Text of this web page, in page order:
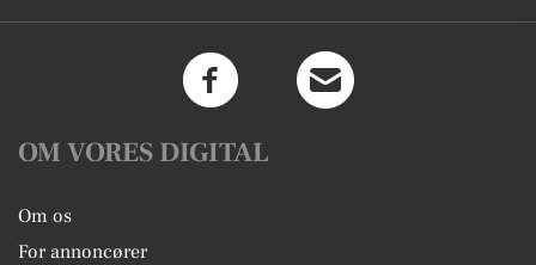
OM VORES DIGITAL
Om os
For annoncører